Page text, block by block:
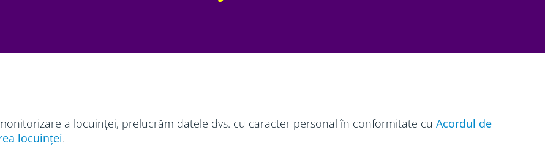
a locuinței, prelucrăm datele dvs. cu caracter personal în conformitate cu Acordul de
locuinței.